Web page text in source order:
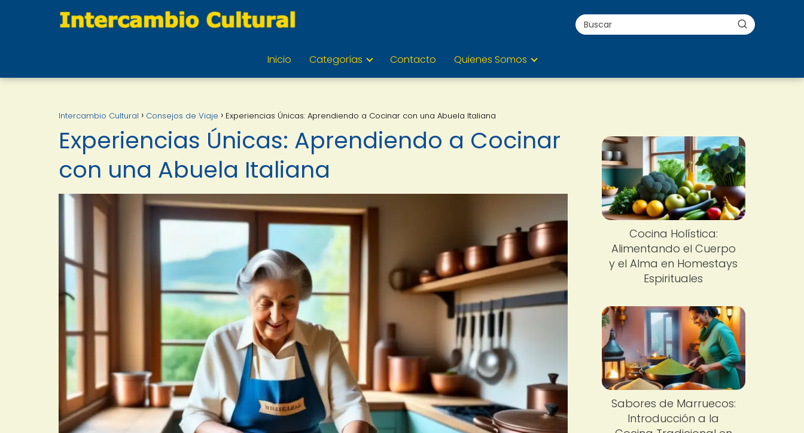
Inicio Categorías Contacto Quienes Somos
Intercambio Cultural Consejos de Viaje Experiencias Únicas: Aprendiendo a Cocinar con una Abuela Italiana
Experiencias Únicas: Aprendiendo a Cocinar
con una Abuela Italiana
Cocina Holística:
Alimentando el Cuerpo
y el Alma en Homestays
Espirituales
Sabores de Marruecos:
Introducción a la